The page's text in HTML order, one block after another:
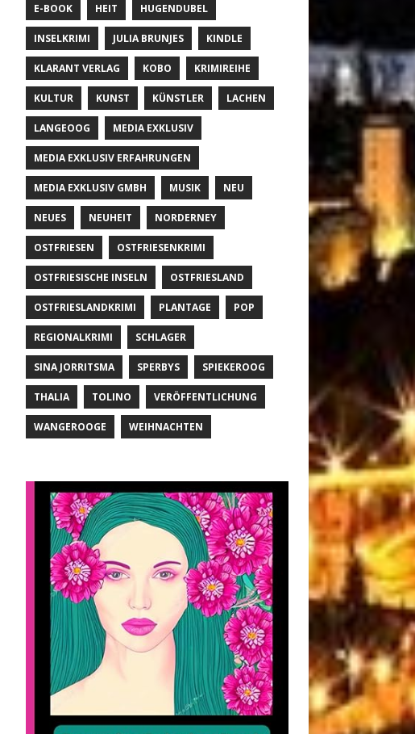
E-BOOK HEIT HUGENDUBEL
INSELKRIMI JULIA BRUNJES KINDLE
KLARANT VERLAG KOBO KRIMIREIHE
KULTUR KUNST KÜNSTLER LACHEN
LANGEOOG MEDIA EXKLUSIV
MEDIA EXKLUSIV ERFAHRUNGEN
MEDIA EXKLUSIV GMBH MUSIK NEU
NEUES NEUHEIT NORDERNEY
OSTFRIESEN OSTFRIESENKRIMI
OSTFRIESISCHE INSELN OSTFRIESLAND
OSTFRIESLANDKRIMI PLANTAGE POP
REGIONALKRIMI SCHLAGER
SINA JORRITSMA SPERBYS SPIEKEROOG
THALIA TOLINO VERÖFFENTLICHUNG
WANGEROOGE WEIHNACHTEN